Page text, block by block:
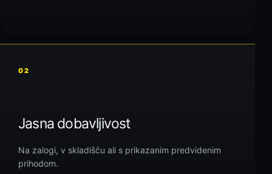
02
Jasna dobavljivost
Na zalogi, v skladišču ali s prikazanim predvidenim
prihodom.